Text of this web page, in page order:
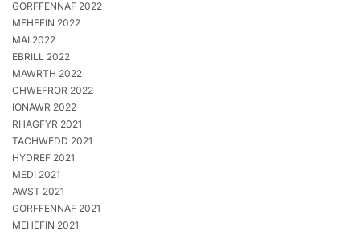
GORFFENNAF 2022
MEHEFIN 2022
MAI 2022
EBRILL 2022
MAWRTH 2022
CHWEFROR 2022
IONAWR 2022
RHAGFYR 2021
TACHWEDD 2021
HYDREF 2021
MEDI 2021
AWST 2021
GORFFENNAF 2021
MEHEFIN 2021